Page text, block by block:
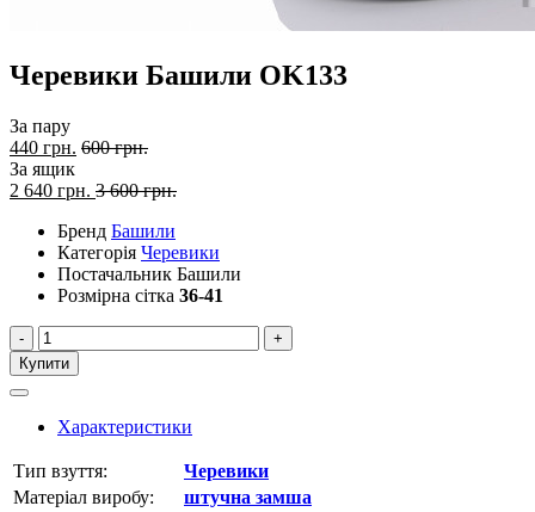
Черевики Башили OK133
За пару
440 грн. 600 грн.
За ящик
2 640 грн. 3 600 грн.
Бренд Башили
Категорія Черевики
Постачальник Башили
Розмірна сітка 36-41
-
+
Купити
Характеристики
Тип взуття:
Черевики
Матеріал виробу:
штучна замша